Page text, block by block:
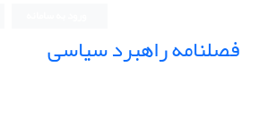
فصلنامه راهبرد سیاسی